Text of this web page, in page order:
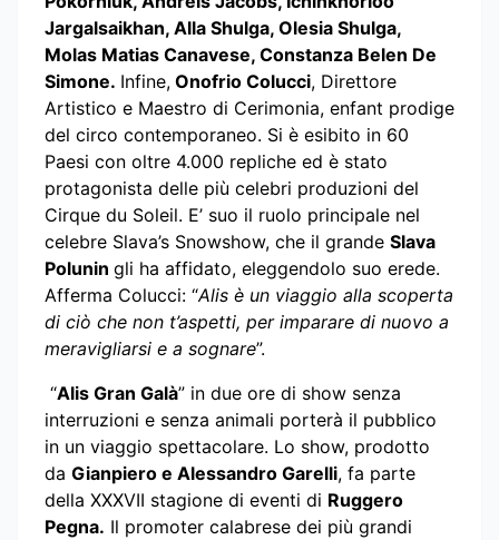
Jargalsaikhan, Alla Shulga, Olesia Shulga,
Molas Matias Canavese, Constanza Belen De
Simone. Infine, Onofrio Colucci, Direttore
Artistico e Maestro di Cerimonia, enfant prodige
del circo contemporaneo. Si è esibito in 60
Paesi con oltre 4.000 repliche ed è stato
protagonista delle più celebri produzioni del
Cirque du Soleil. E’ suo il ruolo principale nel
celebre Slava’s Snowshow, che il grande Slava
Polunin gli ha affidato, eleggendolo suo erede.
Afferma Colucci: “Alis è un viaggio alla scoperta
di ciò che non t’aspetti, per imparare di nuovo a
meravigliarsi e a sognare”.
“Alis Gran Galà” in due ore di show senza
interruzioni e senza animali porterà il pubblico
in un viaggio spettacolare. Lo show, prodotto
da Gianpiero e Alessandro Garelli, fa parte
della XXXVII stagione di eventi di Ruggero
Pegna. Il promoter calabrese dei più grandi